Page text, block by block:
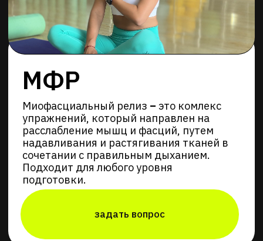
МФР
Миофасциальный релиз–это комлекс
упражнений, который направлен на
расслабление мышц и фасций, путем
надавливания и растягивания тканей в
Подходит для любого уровня
подготовки.
задать вопрос
Хочешь начать
меняться уже
сейчас?